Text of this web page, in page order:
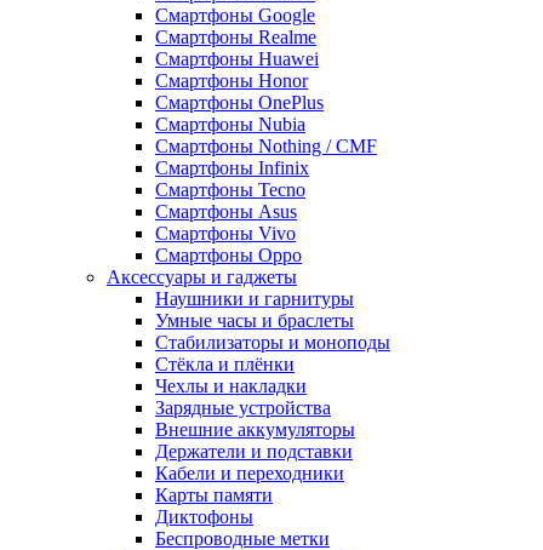
Смартфоны Google
Смартфоны Realme
Смартфоны Huawei
Смартфоны Honor
Смартфоны OnePlus
Смартфоны Nubia
Смартфоны Nothing / CMF
Смартфоны Infinix
Смартфоны Tecno
Смартфоны Asus
Смартфоны Vivo
Смартфоны Oppo
Аксессуары и гаджеты
Наушники и гарнитуры
Умные часы и браслеты
Стабилизаторы и моноподы
Стёкла и плёнки
Чехлы и накладки
Зарядные устройства
Внешние аккумуляторы
Держатели и подставки
Кабели и переходники
Карты памяти
Диктофоны
Беспроводные метки